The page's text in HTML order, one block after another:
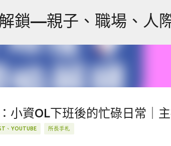
鎖—親子、職場、人
小資OL下班後的忙碌日常｜
、YOUTUBE 所長手札